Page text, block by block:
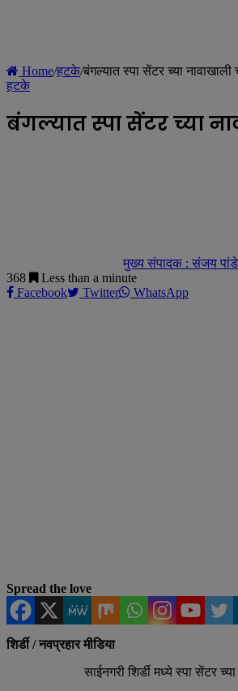
Home/हटके/बंगल्यात स्पा सेंटर च्या
हटके
बंगल्यात स्पा सेंटर च्या
मुख्य संपादक : संजय पांडे
368
Less than a minute
Facebook
Twitter WhatsApp
Spread the love
शिर्डी / नवप्रहार मीडिया
साईनगरी शिर्डी मध्ये स्पा सेंटर च्या